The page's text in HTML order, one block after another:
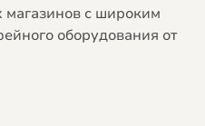
с широким
оборудования от